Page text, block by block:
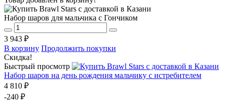
Набор шаров для мальчика с Гончиком
3 943 ₽
В корзину Продолжить покупки
Скидка!
Быстрый просмотр
Набор шаров на день рождения мальчику с истребителем
4 810 ₽
-240 ₽